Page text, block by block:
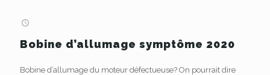
Bobine d’allumage symptôme 2020
Bobine d’allumage du moteur défectueuse? On pourrait dire